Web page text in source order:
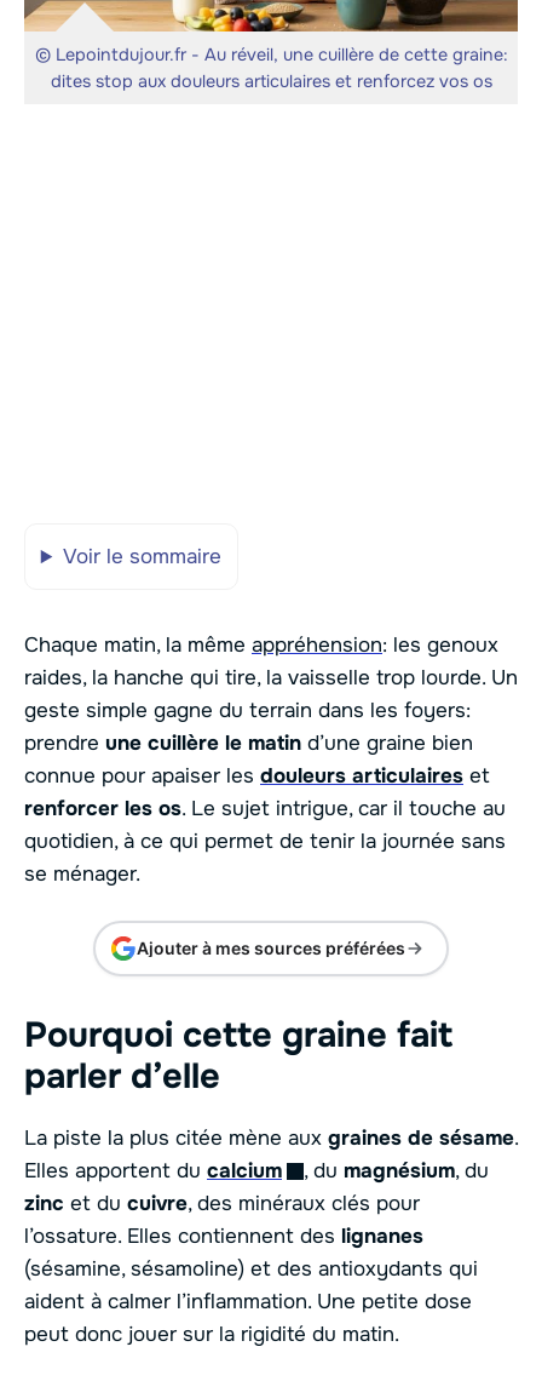
© Lepointdujour.fr - Au réveil, une cuillère de cette graine:
dites stop aux douleurs articulaires et renforcez vos os
Voir le sommaire
Chaque matin, la même appréhension: les genoux
raides, la hanche qui tire, la vaisselle trop lourde. Un
geste simple gagne du terrain dans les foyers:
prendre une cuillère le matin d’une graine bien
connue pour apaiser les douleurs articulaires et
renforcer les os. Le sujet intrigue, car il touche au
quotidien, à ce qui permet de tenir la journée sans
se ménager.
Ajouter à mes sources préférées
Pourquoi cette graine fait
parler d’elle
La piste la plus citée mène aux graines de sésame.
Elles apportent du calcium , du magnésium, du
zinc et du cuivre, des minéraux clés pour
l’ossature. Elles contiennent des lignanes
(sésamine, sésamoline) et des antioxydants qui
aident à calmer l’inflammation. Une petite dose
peut donc jouer sur la rigidité du matin.